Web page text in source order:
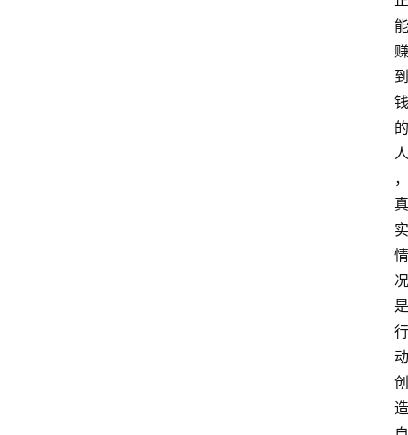
能
赚
到
钱
的
人
，
真
实
情
况
是
行
动
创
造